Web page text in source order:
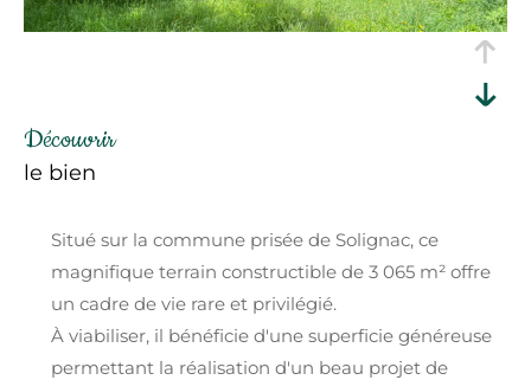
découvrir
le bien
Situé sur la commune prisée de Solignac, ce
magnifique terrain constructible de 3 065 m² offre
un cadre de vie rare et privilégié.
À viabiliser, il bénéficie d'une superficie généreuse
permettant la réalisation d'un beau projet de